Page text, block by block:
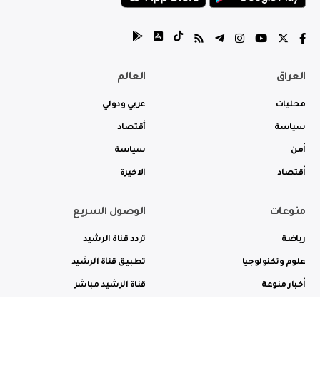
العراق
محليات
سياسة
أمن
أقتصاد
العالم
عربي ودولي
أقتصاد
سياسة
الاخيرة
منوعات
رياضة
علوم وتكنولوجيا
أخبار منوعة
الوصول السريع
تردد قناة الرشيد
تطبيق قناة الرشيد
قناة الرشيد مباشر